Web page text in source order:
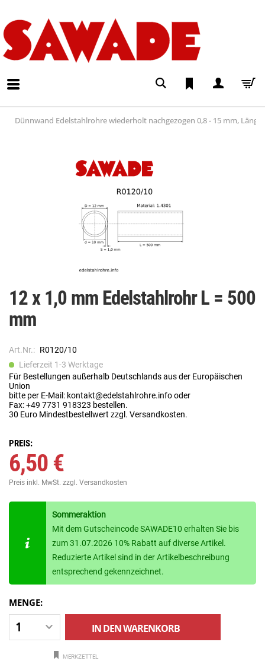
Dünnwand Edelstahlrohre wiederholt nachgezogen 0,8 - 15 mm, Länge
12 x 1,0 mm Edelstahlrohr L = 500
mm
Art.Nr.: R0120/10
Lieferzeit 1-3 Werktage
Für Bestellungen außerhalb Deutschlands aus der Europäischen
Union
bitte per E-Mail: kontakt@edelstahlrohre.info oder
Fax: +49 7731 918323 bestellen.
30 Euro Mindestbestellwert zzgl. Versandkosten.
PREIS:
6,50 €
Preis inkl. MwSt. zzgl. Versandkosten
Sommeraktion
Mit dem Gutscheincode SAWADE10 erhalten Sie bis
zum 31.07.2026 10% Rabatt auf diverse Artikel.
Reduzierte Artikel sind in der Artikelbeschreibung
entsprechend gekennzeichnet.
MENGE:
IN DENWARENKORB
MERKZETTEL